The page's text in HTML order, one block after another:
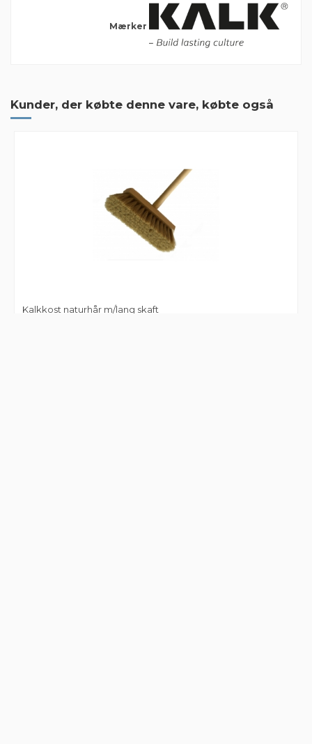
Mærker
Kunder, der købte denne vare, købte også
Kalkkost naturhår m/lang skaft